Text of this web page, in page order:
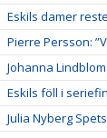
Eskils damer
Pierre Persson:
Johanna
Eskils föll i
Julia Nyberg